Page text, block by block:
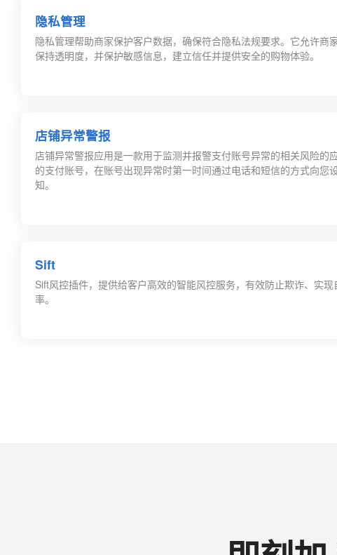
隐私管理
隐私管理帮助商家保护客户数据，确保符合隐私法规要求。它允许商
保持透明度，并保护敏感信息，建立信任并提供安全的购物体验。
店铺异常警报
店铺异常警报应用是一款用于监测并报警支付账号异常的相关风险的
的支付账号，在账号出现异常时第一时间通过电话和短信的方式向您
知。
Sift
Sift风控插件，提供给客户高效的智能风控服务，有效防止欺诈、实
率。